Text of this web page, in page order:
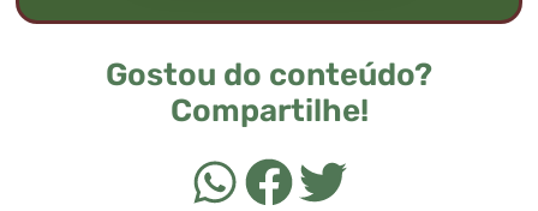
Gostou do conteúdo?
Compartilhe!